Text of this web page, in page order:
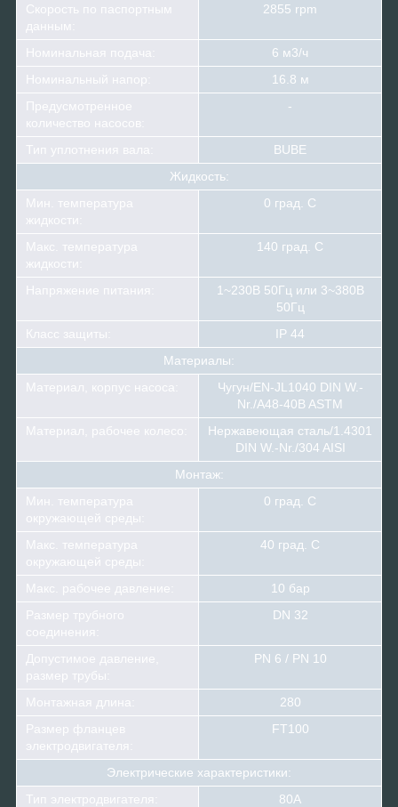
Скорость по паспортным
данным:
2855 rpm
Номинальная подача:
6 м3/ч
Номинальный напор:
16.8 м
Предусмотренное
количество насосов:
-
Тип уплотнения вала:
BUBE
Жидкость:
Мин. температура
жидкости:
0 град. С
Макс. температура
жидкости:
140 град. С
Напряжение питания:
1~230В 50Гц или 3~380В
50Гц
Класс защиты:
IP 44
Материалы:
Материал, корпус насоса:
Чугун/EN-JL1040 DIN W.-
Nr./A48-40B ASTM
Материал, рабочее колесо:
Нержавеющая сталь/1.4301
DIN W.-Nr./304 AISI
Монтаж:
Мин. температура
окружающей среды:
0 град. С
Макс. температура
окружающей среды:
40 град. С
Макс. рабочее давление:
10 бар
Размер трубного
соединения:
DN 32
Допустимое давление,
размер трубы:
PN 6 / PN 10
Монтажная длина:
280
Размер фланцев
электродвигателя:
FT100
Электрические характеристики:
Тип электродвигателя:
80A